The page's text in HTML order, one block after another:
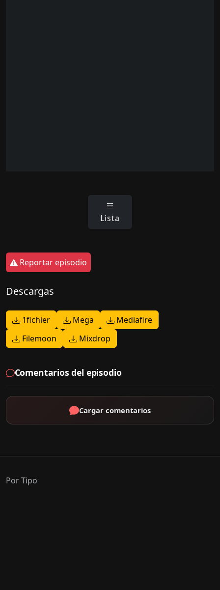
Lista
Reportar episodio
Descargas
1fichier Mega
Mediafire
Filemoon
Mixdrop
Comentarios del episodio
Cargar comentarios
Por Tipo